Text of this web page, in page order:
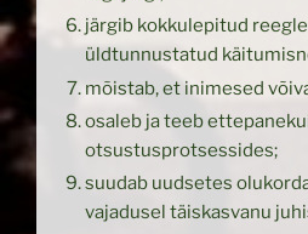
järgib kokkulepitud
üldtunnustatud
mõistab, et inimesed
osaleb ja teeb
otsustusprotsessides;
suudab uudsetes
vajadusel täiskasvanu